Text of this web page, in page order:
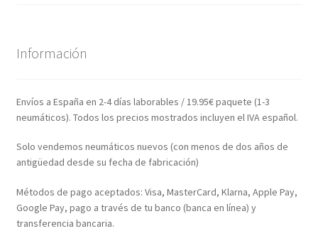
Información
Envíos a España en 2-4 días laborables / 19.95€ paquete (1-3
neumáticos). Todos los precios mostrados incluyen el IVA español.
Solo vendemos neumáticos nuevos (con menos de dos años de
antigüedad desde su fecha de fabricación)
Métodos de pago aceptados: Visa, MasterCard, Klarna, Apple Pay,
Google Pay, pago a través de tu banco (banca en línea) y
transferencia bancaria.